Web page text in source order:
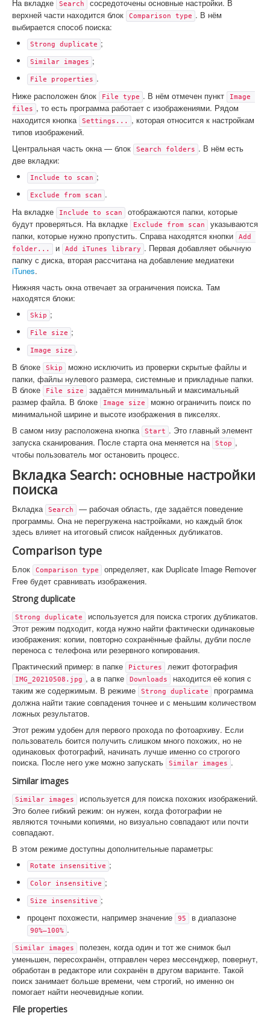
На вкладке Search
сосредоточены основные настройки. В
верхней части находится блок
Comparison type . В нём
выбирается способ поиска:
Strong duplicate ;
Similar images ;
File properties .
Ниже расположен блок
File type . В нём отмечен пункт
Image
files , то есть программа работает с изображениями. Рядом
находится кнопка
Settings...
, которая относится к настройкам
типов изображений.
Центральная часть окна — блок
Search folders . В нём есть
две вкладки:
Include to scan ;
Exclude from scan .
На вкладке
Include to scan
отображаются папки, которые
будут проверяться. На вкладке
Exclude from scan
указываются
папки, которые нужно пропустить. Справа находятся кнопки
Add
folder...
и Add iTunes library . Первая добавляет обычную
папку с диска, вторая рассчитана на добавление медиатеки
iTunes.
Нижняя часть окна отвечает за ограничения поиска. Там
находятся блоки:
Skip ;
File size ;
Image size .
В блоке
Skip
можно исключить из проверки скрытые файлы и
папки, файлы нулевого размера, системные и прикладные папки.
В блоке
File size
задаётся минимальный и максимальный
размер файла. В блоке
Image size
можно ограничить поиск по
минимальной ширине и высоте изображения в пикселях.
В самом низу расположена кнопка
Start . Это главный элемент
запуска сканирования. После старта она меняется на
Stop ,
чтобы пользователь мог остановить процесс.
Вкладка Search: основные настройки
поиска
Вкладка Search
— рабочая область, где задаётся поведение
программы. Она не перегружена настройками, но каждый блок
здесь влияет на итоговый список найденных дубликатов.
Comparison type
Блок Comparison type
определяет, как Duplicate Image Remover
Free будет сравнивать изображения.
Strong duplicate
Strong duplicate
используется для поиска строгих дубликатов.
Этот режим подходит, когда нужно найти фактически одинаковые
изображения: копии, повторно сохранённые файлы, дубли после
переноса с телефона или резервного копирования.
Практический пример: в папке
Pictures лежит фотография
IMG_20210508.jpg , а в папке Downloads
находится её копия с
таким же содержимым. В режиме
Strong duplicate
программа
должна найти такие совпадения точнее и с меньшим количеством
ложных результатов.
Этот режим удобен для первого прохода по фотоархиву. Если
пользователь боится получить слишком много похожих, но не
одинаковых фотографий, начинать лучше именно со строгого
поиска. После него уже можно запускать
Similar images .
Similar images
Similar images
используется для поиска похожих изображений.
Это более гибкий режим: он нужен, когда фотографии не
являются точными копиями, но визуально совпадают или почти
совпадают.
В этом режиме доступны дополнительные параметры:
Rotate insensitive ;
Color insensitive ;
Size insensitive ;
процент похожести, например значение
95 в диапазоне
90%–100% .
Similar images
полезен, когда один и тот же снимок был
уменьшен, пересохранён, отправлен через мессенджер, повернут,
обработан в редакторе или сохранён в другом варианте. Такой
поиск занимает больше времени, чем строгий, но именно он
помогает найти неочевидные копии.
File properties